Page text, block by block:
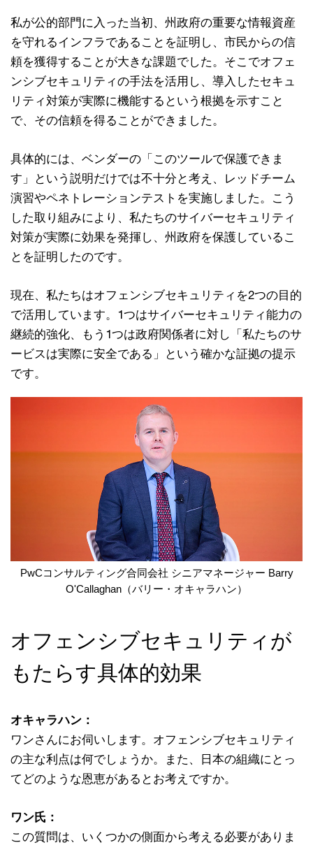
私が公的部門に入った当初、州政府の重要な情報資産
を守れるインフラであることを証明し、市民からの信
頼を獲得することが大きな課題でした。そこでオフェ
ンシブセキュリティの手法を活用し、導入したセキュ
リティ対策が実際に機能するという根拠を示すこと
で、その信頼を得ることができました。
具体的には、ベンダーの「このツールで保護できま
す」という説明だけでは不十分と考え、レッドチーム
演習やペネトレーションテストを実施しました。こう
した取り組みにより、私たちのサイバーセキュリティ
対策が実際に効果を発揮し、州政府を保護しているこ
とを証明したのです。
現在、私たちはオフェンシブセキュリティを2つの目的
で活用しています。1つはサイバーセキュリティ能力の
継続的強化、もう1つは政府関係者に対し「私たちのサ
ービスは実際に安全である」という確かな証拠の提示
です。
PwCコンサルティング合同会社 シニアマネージャー Barry
O'Callaghan（バリー・オキャラハン）
オフェンシブセキュリティが
もたらす具体的効果
オキャラハン：
ワンさんにお伺いします。オフェンシブセキュリティ
の主な利点は何でしょうか。また、日本の組織にとっ
てどのような恩恵があるとお考えですか。
ワン氏：
この質問は、いくつかの側面から考える必要がありま